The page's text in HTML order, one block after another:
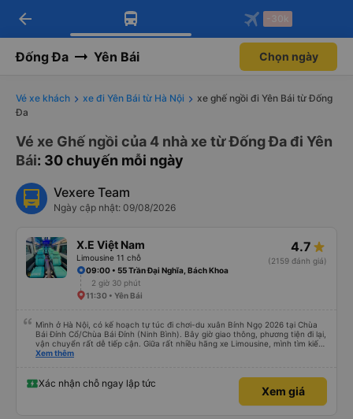
Tải app Vexere ngay!
Nhận ưu đãi thành viên độc
Mở app
Tải app Vexere
-30k/ghế khi đặt vé máy bay qua
Mở app
arrow_back -30k
Đống Đa Yên Bái Chọn ngày
Vé xe khách xe đi Yên Bái từ Hà Nội
xe ghế ngồi đi Yên Bái từ Đống
Đa
Vé xe Ghế ngồi của 4 nhà xe từ Đống Đa đi Yên
Bái: 30 chuyến mỗi ngày
Vexere Team
Ngày cập nhật: 09/08/2026
X.E Việt Nam
Limousine 11 chỗ
4.7
(2159 đánh giá)
09:00 • 55 Trần Đại Nghĩa, Bách Khoa
2 giờ 30 phút
11:30 • Yên Bái
Mình ở Hà Nội, có kế hoạch tự túc đi chơi-du xuân Bính Ngọ 2026 tại Chùa
Bái Đính Cổ/Chùa Bái Đính (Ninh Bình). Bây giờ giao thông, phương tiện đi lại,
vận chuyển rất dễ tiếp cận. Giữa rất nhiều hãng xe Limousine, mình tìm kiếm
trên Vexere và chốt được lịch phù hợp với hãng xe X.E Việt Nam. Giá vé lượt
phường Hoa Lư đến Chùa Bái Đính, phường Tây Hoa Lư khoảng cách là
~20km, hãng nhiệt tình đưa đón dù chỉ là 1 người, đưa đón 2 chiều bằng xe
trung chuyển với khoảng cách tổng là 40km mà phí thu thêm chỉ có
Xem thêm
Xác nhận chỗ ngay lập tức
Xem giá